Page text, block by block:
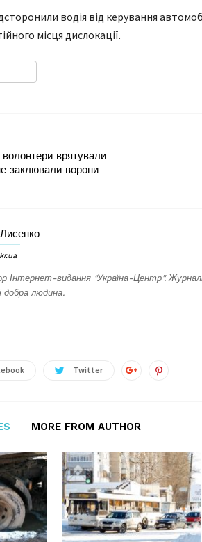
водія від керування
місця дислокації.
врятували
заклювали ворони
Інтернет-видання "Україна-Центр".
добра людина.
Twitter
MORE FROM AUTHOR